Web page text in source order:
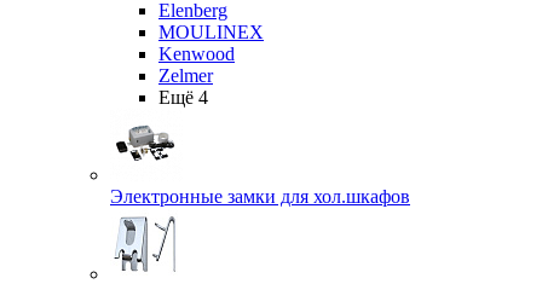
Elenberg
MOULINEX
Kenwood
Zelmer
Ещё 4
Электронные замки для хол.шкафов